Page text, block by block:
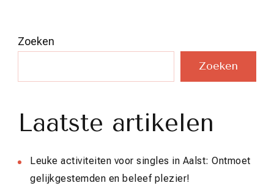
Zoeken
Zoeken
Laatste artikelen
Leuke activiteiten voor singles in Aalst: Ontmoet
gelijkgestemden en beleef plezier!